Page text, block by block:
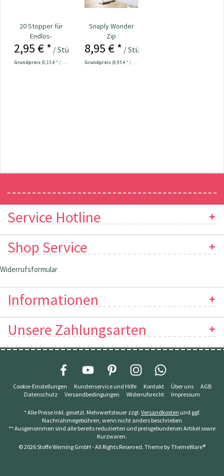
20 Stopper für
Endlos-
Reißverschluss
2,95 € * / Stück
Grundpreis (0,15 € * / 1 Stück)
Snaply Wonder
Zip
Schieber/Zippereinfädler
8,95 € * / Stück
Grundpreis (8,95 € * / 1 Stück)
Service Hotline
Shop Service
Widerrufsformular
Informationen
Unsere Zahlungsarten
Cookie-Einstellungen Kundenservice und Hilfe Kontakt Über uns
AGB
Datenschutz
Versandbedingungen Widerrufsrecht Impressum
* Alle Preise inkl. gesetzl. Mehrwertsteuer zzgl. Versandkosten und ggf.
Nachnahmegebühren, wenn nicht anders beschrieben
** Ausgenommen sind alle bereits reduzierten und preisgebundenen Artikel sowie
Kurzwaren.
© 2026 Stoffe Werning GmbH - All Rights Reserved. Theme byThemeWare®